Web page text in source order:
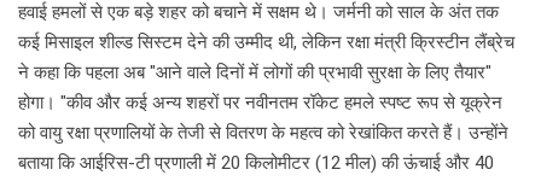
हवाई हमलों से एक बड़े शहर को बचाने में सक्षम थे। जर्मनी को साल के अंत तक
कई मिसाइल शील्ड सिस्टम देने की उम्मीद थी, लेकिन रक्षा मंत्री क्रिस्टीन लैंब्रेच
ने कहा कि पहला अब "आने वाले दिनों में लोगों की प्रभावी सुरक्षा के लिए तैयार"
होगा। "कीव और कई अन्य शहरों पर नवीनतम रॉकेट हमले स्पष्ट रूप से यूक्रेन
को वायु रक्षा प्रणालियों के तेजी से वितरण के महत्व को रेखांकित करते हैं। उन्होंने
बताया कि आईरिस-टी प्रणाली में 20 किलोमीटर (12 मील) की ऊंचाई और 40